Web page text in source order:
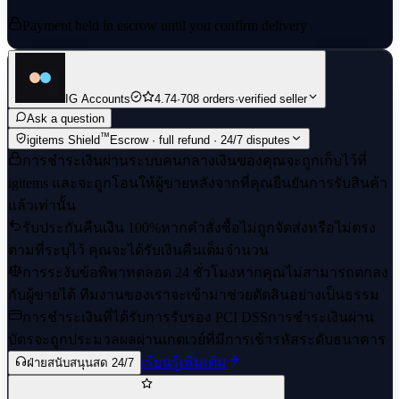
Payment held in escrow until you confirm delivery
IG Accounts 4.74·708 orders·verified seller
Ask a question
igitems Shield™ Escrow · full refund · 24/7 disputes
การชำระเงินผ่านระบบคนกลางเงินของคุณจะถูกเก็บไว้ที่
igitems และจะถูกโอนให้ผู้ขายหลังจากที่คุณยืนยันการรับสินค้า
แล้วเท่านั้น
รับประกันคืนเงิน 100%หากคำสั่งซื้อไม่ถูกจัดส่งหรือไม่ตรง
ตามที่ระบุไว้ คุณจะได้รับเงินคืนเต็มจำนวน
การระงับข้อพิพาทตลอด 24 ชั่วโมงหากคุณไม่สามารถตกลง
กับผู้ขายได้ ทีมงานของเราจะเข้ามาช่วยตัดสินอย่างเป็นธรรม
การชำระเงินที่ได้รับการรับรอง PCI DSSการชำระเงินผ่าน
บัตรจะถูกประมวลผลผ่านเกตเวย์ที่มีการเข้ารหัสระดับธนาคาร
ฝ่ายสนับสนุนสด 24/7 เรียนรู้เพิ่มเติม